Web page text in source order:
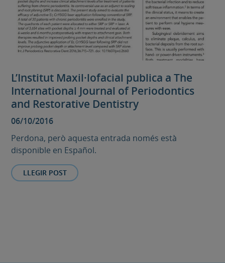
L’Institut Maxil·lofacial publica a The
International Journal of Periodontics
and Restorative Dentistry
06/10/2016
Perdona, però aquesta entrada només està
disponible en Español.
LLEGIR POST